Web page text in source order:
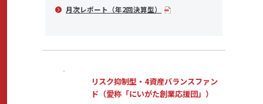
月次レポート（年2回決算型）
リスク抑制型・4資産バランスファン
ド（愛称「にいがた創業応援団」）